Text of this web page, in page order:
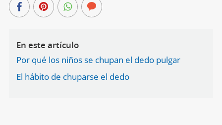
En este artículo
Por qué los niños se chupan el dedo pulgar
El hábito de chuparse el dedo